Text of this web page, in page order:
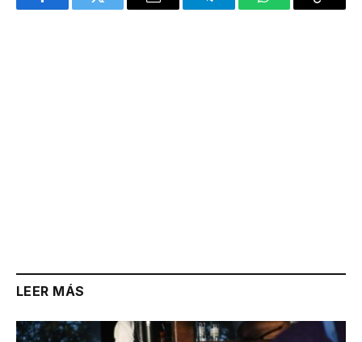
FacebookTwitter Email TelegramWhatsAppCopy
LEER MÁS